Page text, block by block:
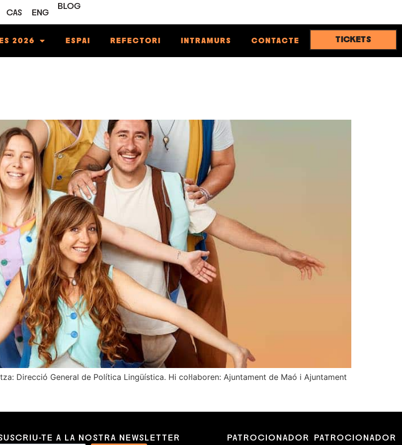
CAS ENG
BLOG
2026 ESPAI REFECTORI INTRAMURS CONTACTE TICKETS
Direcció General de Política Lingüística. Hi col·laboren: Ajuntament de Maó i Ajuntament
TE A LA NOSTRA NEWSLETTER PATROCIONADOR PATROCIONADOR